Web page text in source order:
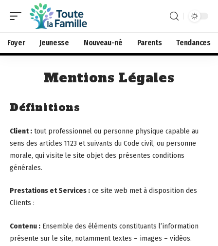
Foyer Jeunesse Nouveau-né Parents Tendances
Mentions Légales
Définitions
Client : tout professionnel ou personne physique capable au
sens des articles 1123 et suivants du Code civil, ou personne
morale, qui visite le site objet des présentes conditions
générales.
Prestations et Services : ce site web met à disposition des
Clients :
Contenu : Ensemble des éléments constituants l’information
présente sur le site, notamment textes – images – vidéos.